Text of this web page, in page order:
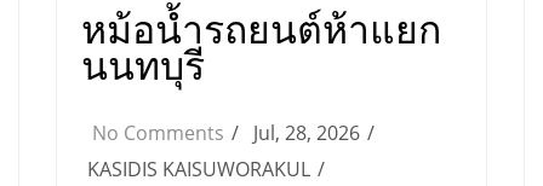
หม้อน้ำรถยนต์ห้าแยก
นนทบุรี
No Comments
Jul, 28, 2026
KASIDIS KAISUWORAKUL